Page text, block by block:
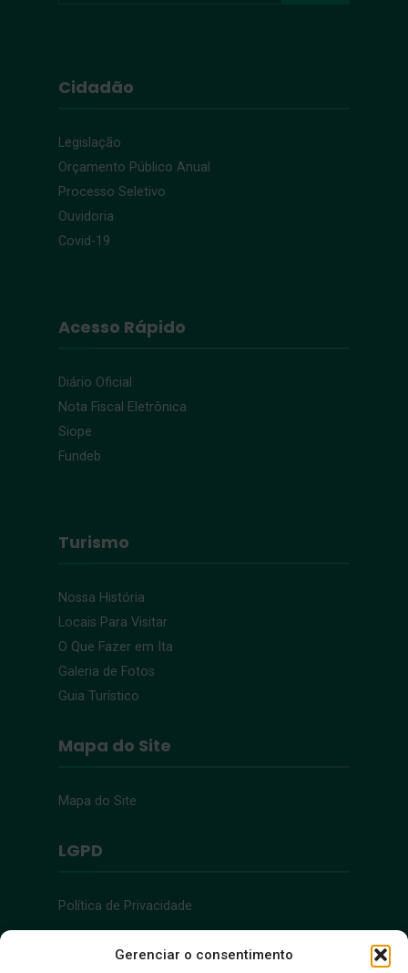
Gerenciar o consentimento
Cidadão
Legislação
Orçamento Público Anual
Processo Seletivo
Ouvidoria
Covid-19
Acesso Rápido
Diário Oficial
Nota Fiscal Eletrônica
Siope
Fundeb
Turismo
Nossa História
Locais Para Visitar
O Que Fazer em Ita
Galeria de Fotos
Guia Turístico
Mapa do Site
Mapa do Site
LGPD
Política de Privacidade
Acessibilidade